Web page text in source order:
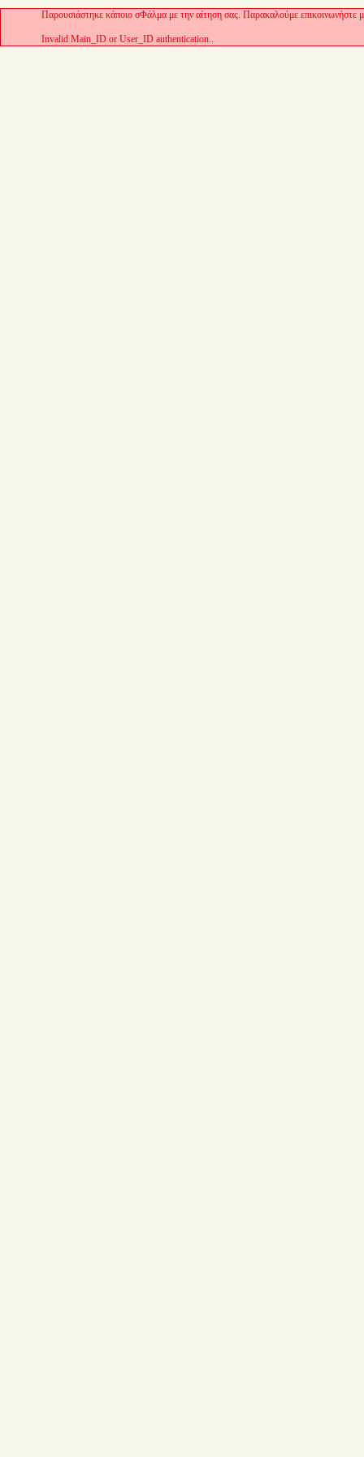
Παρουσιάστηκε κάποιο σΦάλμα με την αίτηση σας. Παρακαλούμε επικοινωνήστε
Invalid Main_ID or User_ID authentication..